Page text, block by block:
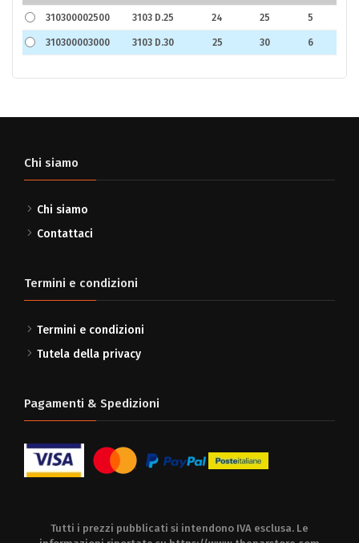
310300002500 3103 D.25 24 25 5
310300003000 3103 D.30 25 30 6
Chi siamo
Chi siamo
Contattaci
Termini e condizioni
Termini e condizioni
Tutela della privacy
Pagamenti & Spedizioni
Tutti i prezzi pubblicati si intendono IVA esclusa. Le